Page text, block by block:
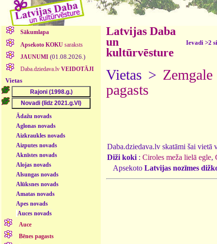
Sākumlapa
Apsekoto KOKUsaraksts
JAUNUMI (01.08.2026.)
Daba.dziedava.lv VEIDOTĀJI
Vietas
Ādažu novads
Aglonas novads
Aizkraukles novads
Aizputes novads
Aknīstes novads
Alojas novads
Alsungas novads
Alūksnes novads
Amatas novads
Apes novads
Auces novads
Auce
Bēnes pagasts
Latvijas Daba
un
kultūrvēsture
Ievadi >2
Vietas > Zemgale
pagasts
Daba.dziedava.lv skatāmi šai vietā
Diži koki : Ciroles meža lielā egle,
Apsekoto Latvijas nozīmes